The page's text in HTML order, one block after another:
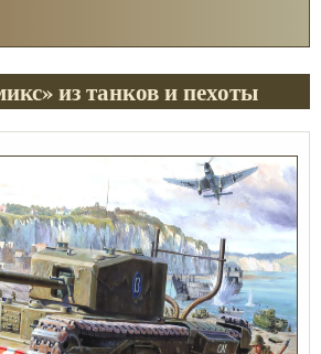
из танков и пехоты